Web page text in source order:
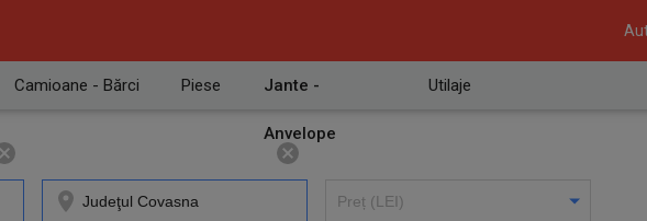
Camioane - Bărci Piese Jante -
Anvelope
Utilaje